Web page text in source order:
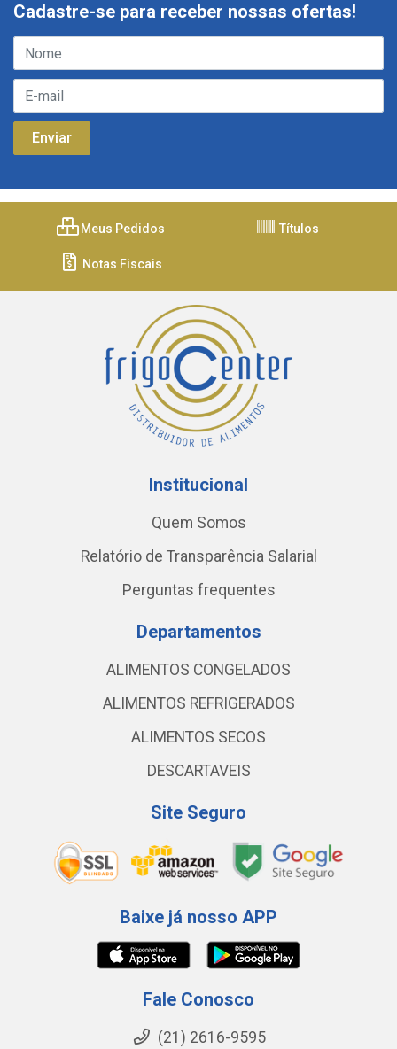
Cadastre-se para receber nossas ofertas!
Meus Pedidos Títulos
Notas Fiscais
Institucional
Quem Somos
Relatório de Transparência Salarial
Perguntas frequentes
Departamentos
ALIMENTOS CONGELADOS
ALIMENTOS REFRIGERADOS
ALIMENTOS SECOS
DESCARTAVEIS
Site Seguro
Baixe já nosso APP
Fale Conosco
(21) 2616-9595